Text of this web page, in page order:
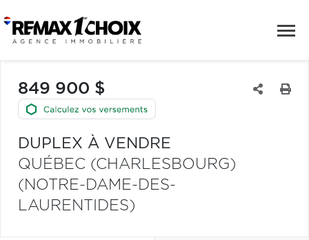
849 900 $
DUPLEX À VENDRE
QUÉBEC (CHARLESBOURG)
(NOTRE-DAME-DES-
LAURENTIDES)